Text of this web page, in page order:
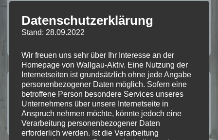
Monat:November 2019
Adventskonzert am 01.12.2019
VON WAADMINISTRATOR
VERÖFFENTLICHT AM
09.11.2019
VERÖFFENTLICHT INAKTIVITÄTEN
Datenschutzerklärung
Stand: 28.09.2022
Wir freuen uns sehr über Ihr Interesse an der
Homepage von Wallgau-Aktiv. Eine Nutzung der
Internetseiten ist grundsätzlich ohne jede Angabe
personenbezogener Daten möglich. Sofern eine
betroffene Person besondere Services unseres
Unternehmens über unsere Internetseite in
Anspruch nehmen möchte, könnte jedoch eine
Verarbeitung personenbezogener Daten
erforderlich werden. Ist die Verarbeitung